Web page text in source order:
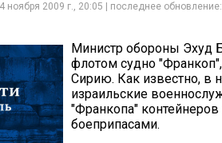
ноября 2009 г., 20:05 | последнее
Министр обороны Эхуд
флотом судно
Сирию. Как известно, в
израильские
"Франкопа"
боеприпасами.